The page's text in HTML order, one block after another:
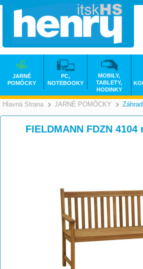
Hlavná Strana >
JARNÉ POMÔCKY
FIELDMANN FDZN
JARNÉ
POMÔCKY
PC,
NOTEBOOKY
MOBILY,
TABLETY,
HODINKY